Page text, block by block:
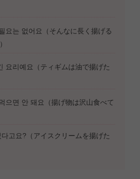
요는 없어요（そんなに長く揚げる
요리예요（ティギムは油で揚げた
으면 안 돼요（揚げ物は沢山食べて
고요?（アイスクリームを揚げた